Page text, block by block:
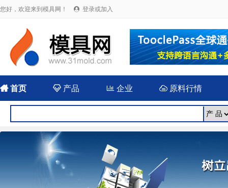
您好，欢迎来到模具网！  登录或加入
首页  产品 企业 原料行情